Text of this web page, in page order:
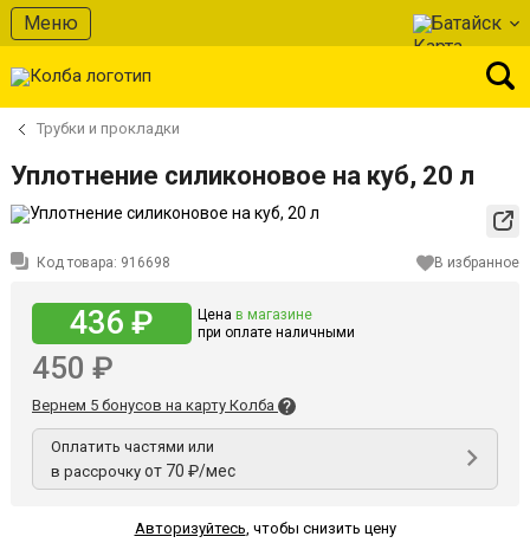
Меню Батайск
Трубки и прокладки
Уплотнение силиконовое на куб, 20 л
Код товара: 916698 В избранное
436 ₽ Цена в магазине
при оплате наличными
450 ₽
Вернем 5 бонусов на карту Колба
Оплатить частями или
в рассрочку от 70 ₽/мес
Авторизуйтесь, чтобы снизить цену